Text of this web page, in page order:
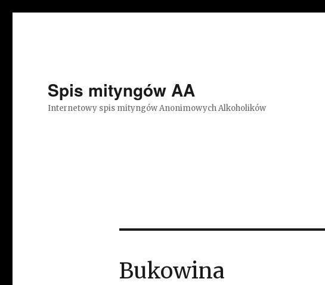
Spis mityngów AA
Internetowy spis mityngów Anonimowych Alkoholików
Bukowina